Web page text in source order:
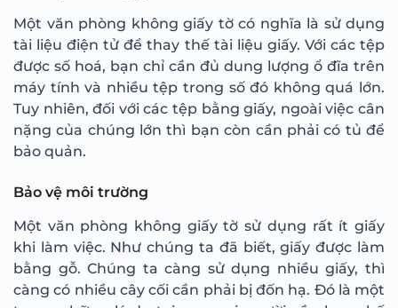
Một văn phòng không giấy tờ có nghĩa là sử dụng
tài liệu điện tử để thay thế tài liệu giấy. Với các tệp
được số hoá, bạn chỉ cần đủ dung lượng ổ đĩa trên
máy tính và nhiều tệp trong số đó không quá lớn.
Tuy nhiên, đối với các tệp bằng giấy, ngoài việc cân
nặng của chúng lớn thì bạn còn cần phải có tủ để
bảo quản.
Bảo vệ môi trường
Một văn phòng không giấy tờ sử dụng rất ít giấy
khi làm việc. Như chúng ta đã biết, giấy được làm
bằng gỗ. Chúng ta càng sử dụng nhiều giấy, thì
càng có nhiều cây cối cần phải bị đốn hạ. Đó là một